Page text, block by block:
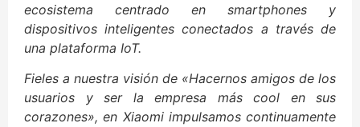
ecosistema centrado en smartphones y
dispositivos inteligentes conectados a través de
una plataforma IoT.
Fieles a nuestra visión de «Hacernos amigos de los
usuarios y ser la empresa más cool en sus
corazones», en Xiaomi impulsamos continuamente